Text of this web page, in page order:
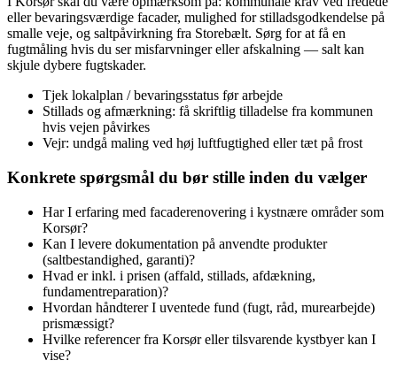
eller bevaringsværdige facader, mulighed for stilladsgodkendelse på
smalle veje, og saltpåvirkning fra Storebælt. Sørg for at få en
fugtmåling hvis du ser misfarvninger eller afskalning — salt kan
skjule dybere fugtskader.
Tjek lokalplan / bevaringsstatus før arbejde
Stillads og afmærkning: få skriftlig tilladelse fra kommunen
hvis vejen påvirkes
Vejr: undgå maling ved høj luftfugtighed eller tæt på frost
Konkrete spørgsmål du bør stille inden du vælger
Har I erfaring med facaderenovering i kystnære områder som
Korsør?
Kan I levere dokumentation på anvendte produkter
(saltbestandighed, garanti)?
Hvad er inkl. i prisen (affald, stillads, afdækning,
fundamentreparation)?
Hvordan håndterer I uventede fund (fugt, råd, murearbejde)
prismæssigt?
Hvilke referencer fra Korsør eller tilsvarende kystbyer kan I
vise?